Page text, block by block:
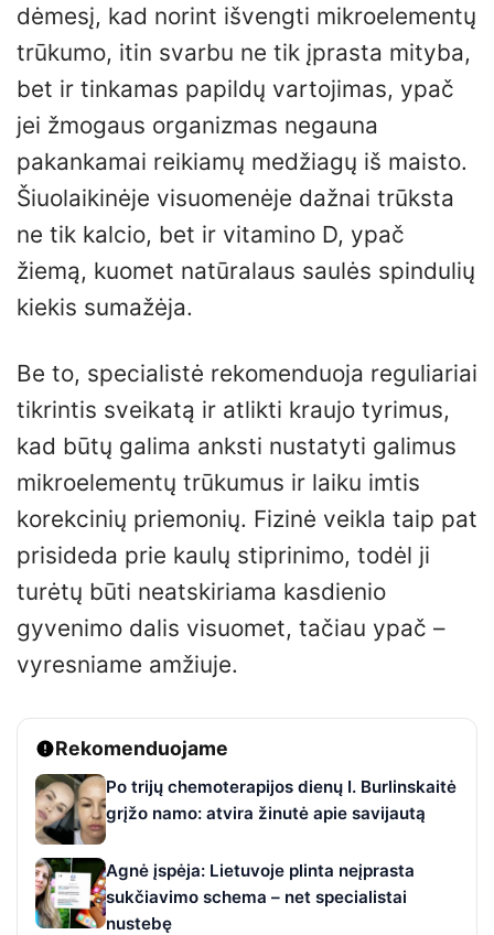
dėmesį, kad norint išvengti mikroelementų
trūkumo, itin svarbu ne tik įprasta mityba,
bet ir tinkamas papildų vartojimas, ypač
jei žmogaus organizmas negauna
pakankamai reikiamų medžiagų iš maisto.
Šiuolaikinėje visuomenėje dažnai trūksta
ne tik kalcio, bet ir vitamino D, ypač
žiemą, kuomet natūralaus saulės spindulių
kiekis sumažėja.
Be to, specialistė rekomenduoja reguliariai
tikrintis sveikatą ir atlikti kraujo tyrimus,
kad būtų galima anksti nustatyti galimus
mikroelementų trūkumus ir laiku imtis
korekcinių priemonių. Fizinė veikla taip pat
prisideda prie kaulų stiprinimo, todėl ji
turėtų būti neatskiriama kasdienio
gyvenimo dalis visuomet, tačiau ypač –
vyresniame amžiuje.
Rekomenduojame
Po trijų chemoterapijos dienų I. Burlinskaitė
grįžo namo: atvira žinutė apie savijautą
Agnė įspėja: Lietuvoje plinta neįprasta
sukčiavimo schema – net specialistai
nustebę